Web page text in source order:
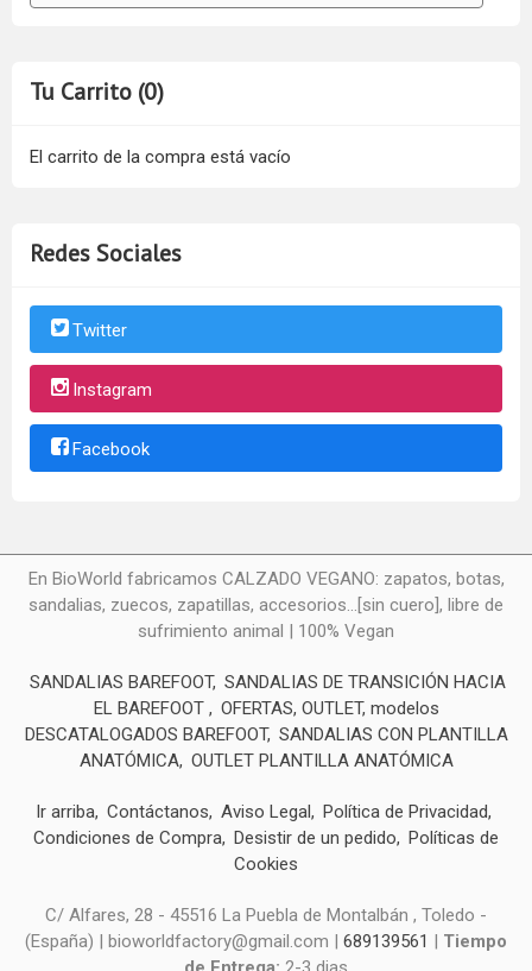
Tu Carrito (0)
El carrito de la compra está vacío
Redes Sociales
Twitter
Instagram
Facebook
En BioWorld fabricamos CALZADO VEGANO: zapatos, botas,
sandalias, zuecos, zapatillas, accesorios...[sin cuero], libre de
sufrimiento animal | 100% Vegan
SANDALIAS BAREFOOT SANDALIAS DE TRANSICIÓN HACIA
EL BAREFOOT
OFERTAS, OUTLET, modelos
DESCATALOGADOS BAREFOOT SANDALIAS CON PLANTILLA
ANATÓMICA OUTLET PLANTILLA ANATÓMICA
Ir arriba Contáctanos Aviso Legal
Política de Privacidad
Condiciones de Compra Desistir de un pedido
Políticas de
Cookies
C/ Alfares, 28 - 45516 La Puebla de Montalbán , Toledo -
(España) | bioworldfactory@gmail.com | 689139561 | Tiempo